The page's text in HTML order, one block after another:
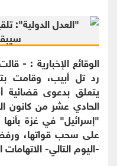
الوقائع الإخبارية : -
رد تل أبيب، وقامت
يتعلق بدعوى قضائية
الحادي عشر من كانون
"إسرائيل" في غزة بأنها
على سحب قواتها،
-اليوم التالي-